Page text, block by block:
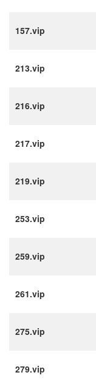
157.vip
213.vip
216.vip
217.vip
219.vip
253.vip
259.vip
261.vip
275.vip
279.vip